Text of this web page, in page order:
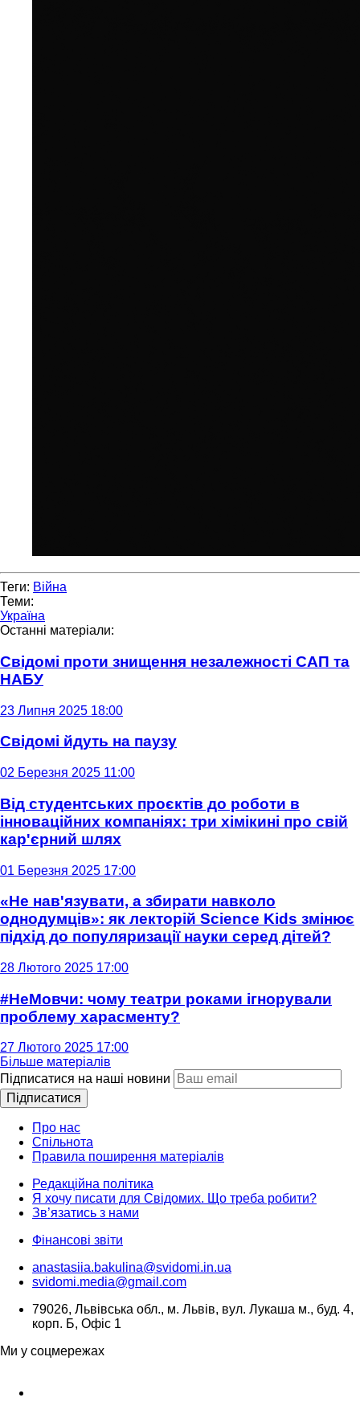
Теги: Війна
Теми:
Україна
Останні матеріали:
Свідомі проти знищення незалежності САП та
НАБУ
23 Липня 2025 18:00
Свідомі йдуть на паузу
02 Березня 2025 11:00
Від студентських проєктів до роботи в
інноваційних компаніях: три хімікині про свій
кар'єрний шлях
01 Березня 2025 17:00
«Не нав'язувати, а збирати навколо
однодумців»: як лекторій Science Kids змінює
підхід до популяризації науки серед дітей?
28 Лютого 2025 17:00
#НеМовчи: чому театри роками ігнорували
проблему харасменту?
27 Лютого 2025 17:00
Більше матеріалів
Підписатися на наші новини
Підписатися
Про нас
Спільнота
Правила поширення матеріалів
Редакційна політика
Я хочу писати для Свідомих. Що треба робити?
Зв’язатись з нами
Фінансові звіти
anastasiia.bakulina@svidomi.in.ua
svidomi.media@gmail.com
79026, Львівська обл., м. Львів, вул. Лукаша м., буд. 4,
корп. Б, Офіс 1
Ми у соцмережах